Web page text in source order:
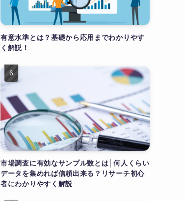
有意水準とは？基礎から応用までわかりやす
く解説！
市場調査に有効なサンプル数とは│何人くらい
データを集めれば信頼出来る？リサーチ初心
者にわかりやすく解説